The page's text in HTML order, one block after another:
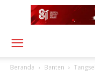
Beranda Banten Tangsel